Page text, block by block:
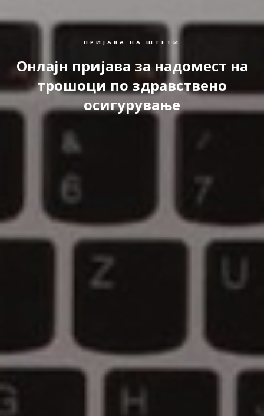
ПРИЈАВА НА ШТЕТИ
Онлајн пријава за надомест на
трошоци по здравствено
осигурување